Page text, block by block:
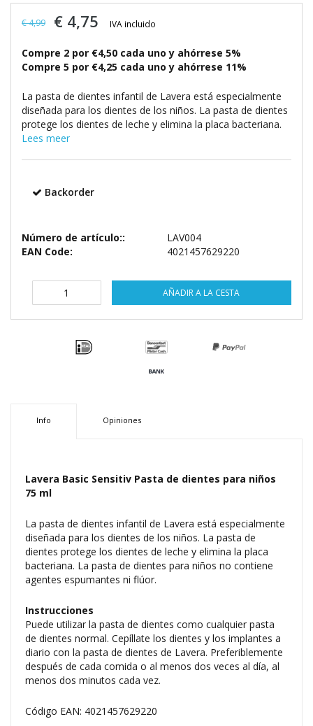
€ 4,99 € 4,75 IVA incluido
Compre 2 por €4,50 cada uno y ahórrese 5%
Compre 5 por €4,25 cada uno y ahórrese 11%
La pasta de dientes infantil de Lavera está especialmente
diseñada para los dientes de los niños. La pasta de dientes
protege los dientes de leche y elimina la placa bacteriana.
Lees meer
Backorder
Número de artículo::
LAV004
EAN Code:
4021457629220
AÑADIR A LA CESTA
Info Opiniones
Lavera Basic Sensitiv Pasta de dientes para niños
75 ml
La pasta de dientes infantil de Lavera está especialmente
diseñada para los dientes de los niños. La pasta de
dientes protege los dientes de leche y elimina la placa
bacteriana. La pasta de dientes para niños no contiene
agentes espumantes ni flúor.
Instrucciones
Puede utilizar la pasta de dientes como cualquier pasta
de dientes normal. Cepíllate los dientes y los implantes a
diario con la pasta de dientes de Lavera. Preferiblemente
después de cada comida o al menos dos veces al día, al
menos dos minutos cada vez.
Código EAN: 4021457629220